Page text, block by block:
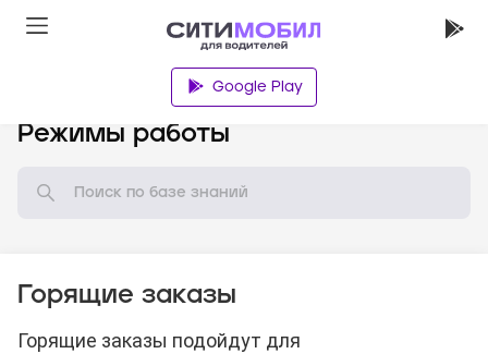
Google Play
Режимы работы
Горящие заказы
Горящие заказы подойдут для